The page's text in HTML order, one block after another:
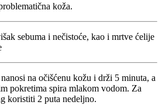
koža.
sebuma i nečistoće, kao i mrtve ćelije
na očišćenu kožu i drži 5 minuta, a
pokretima spira mlakom vodom. Za
koristiti 2 puta nedeljno.